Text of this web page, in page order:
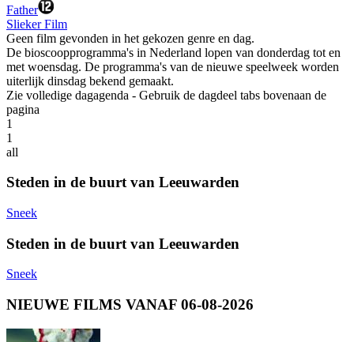
Father
Slieker Film
Geen film gevonden in het gekozen genre en dag.
De bioscoopprogramma's in Nederland lopen van donderdag tot en
met woensdag. De programma's van de nieuwe speelweek worden
uiterlijk dinsdag bekend gemaakt.
Zie volledige dagagenda - Gebruik de dagdeel tabs bovenaan de
pagina
1
1
all
Steden in de buurt van Leeuwarden
Sneek
Steden in de buurt van Leeuwarden
Sneek
NIEUWE FILMS VANAF 06-08-2026